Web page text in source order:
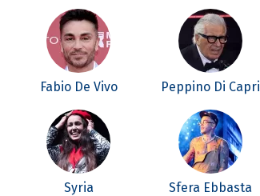
Fabio De Vivo Peppino Di Capri
Syria Sfera Ebbasta